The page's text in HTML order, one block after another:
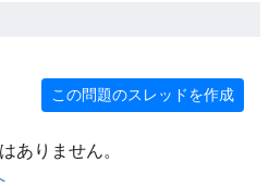
この問題のスレッドを作成
ありません。